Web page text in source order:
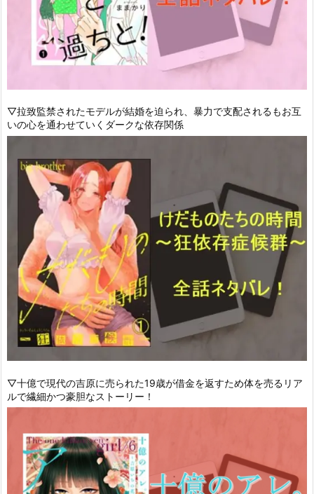
▽拉致監禁されたモデルが結婚を迫られ、暴力で支配されるもお互
いの心を通わせていくダークな依存関係
▽十億で現代の吉原に売られた19歳が借金を返すため体を売るリア
ルで繊細かつ豪胆なストーリー！